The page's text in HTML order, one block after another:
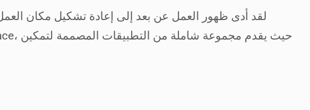
لقد أدى ظهور العمل عن بعد إلى إعادة تشكيل مكان